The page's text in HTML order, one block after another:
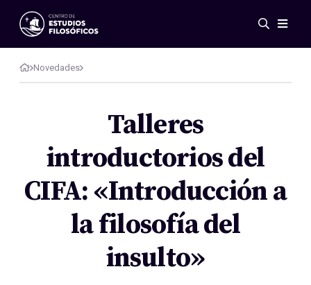
Eventos
Novedades
Investigación
Galería
Acerca de nosotros
Novedades
Talleres
introductorios del
CIFA: «Introducción a
la filosofía del
insulto»